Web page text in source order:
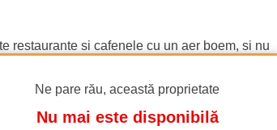
Ne pare rău, această proprietate
Nu mai este disponibilă
restaurante si cafenele cu un aer boem, si nu